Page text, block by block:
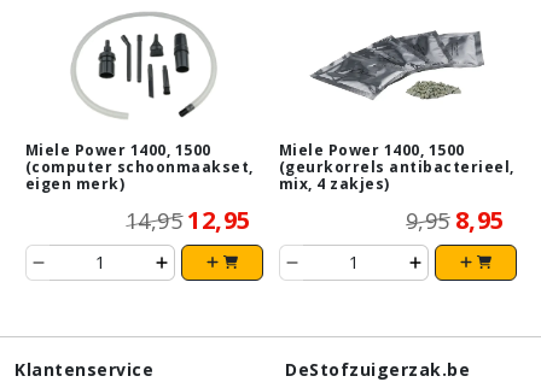
Miele Power 1400, 1500
(computer schoonmaakset,
eigen merk)
14,95 12,95
Miele Power 1400, 1500
(geurkorrels antibacterieel,
mix, 4 zakjes)
9,95 8,95
Klantenservice
DeStofzuigerzak.be